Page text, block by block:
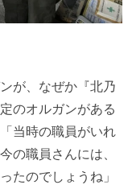
が、なぜか『北乃
のオルガンがある
当時の職員がいれ
の職員さんには、
たのでしょうね」